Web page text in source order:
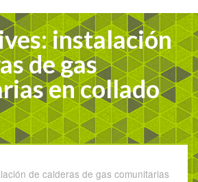
instalación
de gas
en collado
de calderas de gas comunitarias